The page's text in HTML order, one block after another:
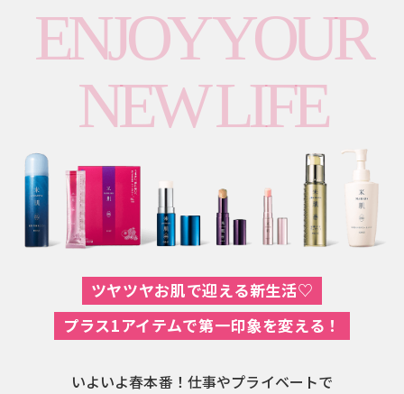
ENJOY YOUR
NEW LIFE
ツヤツヤお肌で迎える新生活♡
プラス1アイテムで第一印象を変える！
いよいよ春本番！仕事やプライベートで